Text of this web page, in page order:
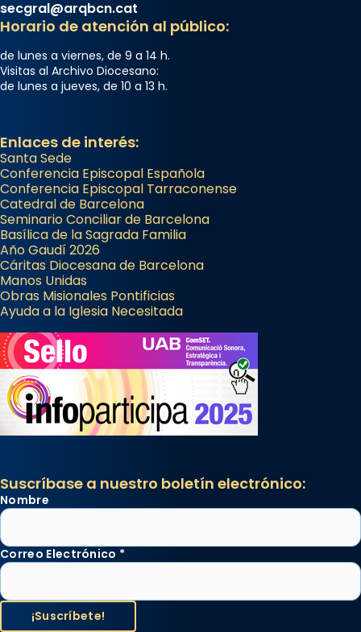
secgral@arqbcn.cat
Horario de atención al público:
de lunes a viernes, de 9 a 14 h.
Visitas al Archivo Diocesano:
de lunes a jueves, de 10 a 13 h.
Enlaces de interés:
Santa Sede
Conferencia Episcopal Española
Conferencia Episcopal Tarraconense
Catedral de Barcelona
Seminario Conciliar de Barcelona
Basílica de la Sagrada Familia
Año Gaudí 2026
Cáritas Diocesana de Barcelona
Manos Unidas
Obras Misionales Pontificias
Ayuda a la Iglesia Necesitada
Suscríbase a nuestro boletín electrónico:
Nombre
Correo Electrónico *